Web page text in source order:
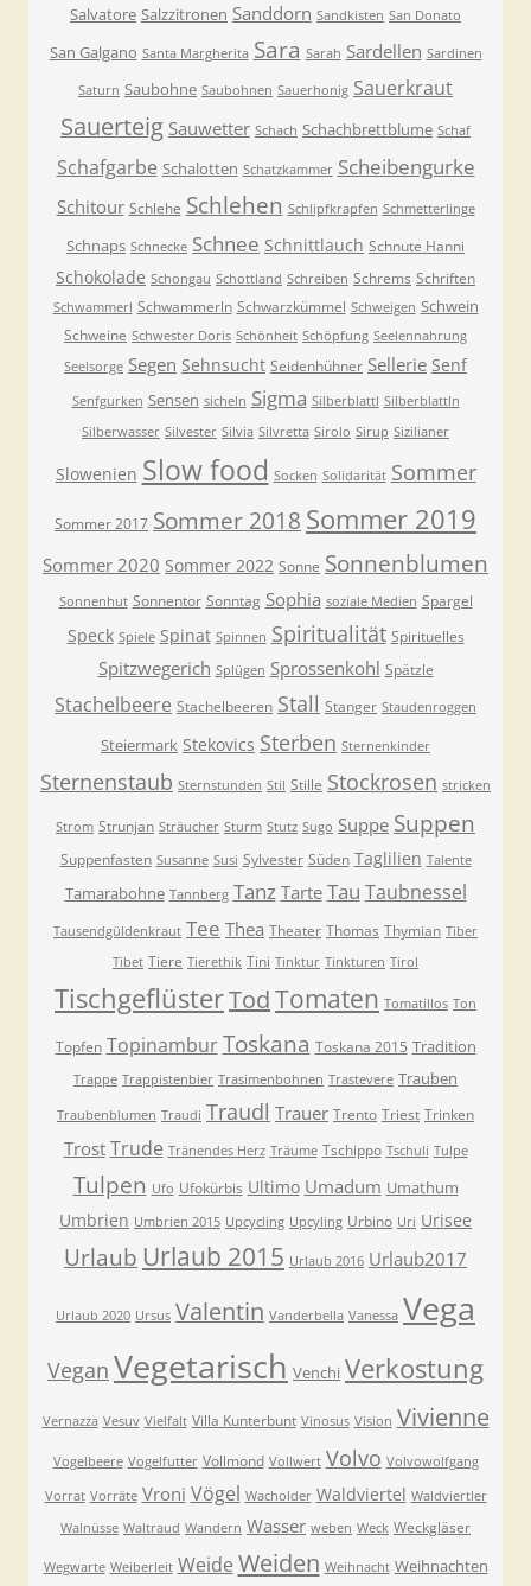
Salvatore Salzzitronen Sanddorn Sandkisten San Donato
San Galgano Santa Margherita Sara Sarah Sardellen Sardinen
Saturn Saubohne Saubohnen Sauerhonig Sauerkraut
Sauerteig Sauwetter Schach Schachbrettblume Schaf
Schafgarbe Schalotten Schatzkammer Scheibengurke
Schitour Schlehe Schlehen Schlipfkrapfen Schmetterlinge
Schnaps Schnecke Schnee Schnittlauch Schnute Hanni
Schokolade Schongau Schottland Schreiben Schrems Schriften
Schwammerl Schwammerln Schwarzkümmel Schweigen Schwein
Schweine Schwester Doris Schönheit Schöpfung Seelennahrung
Seelsorge Segen Sehnsucht Seidenhühner Sellerie Senf
Senfgurken Sensen sicheln Sigma Silberblattl Silberblattln
Silberwasser Silvester Silvia Silvretta Sirolo Sirup Sizilianer
Slowenien Slow food Socken Solidarität Sommer
Sommer 2017 Sommer 2018 Sommer 2019
Sommer 2020 Sommer 2022 Sonne Sonnenblumen
Sonnenhut Sonnentor Sonntag Sophia soziale Medien Spargel
Speck Spiele Spinat Spinnen Spiritualität Spirituelles
Spitzwegerich Splügen Sprossenkohl Spätzle
Stachelbeere Stachelbeeren Stall Stanger Staudenroggen
Steiermark Stekovics Sterben Sternenkinder
Sternenstaub Sternstunden Stil Stille Stockrosen stricken
Strom Strunjan Sträucher Sturm Stutz Sugo Suppe Suppen
Suppenfasten Susanne Susi Sylvester Süden Taglilien Talente
Tamarabohne Tannberg Tanz Tarte Tau Taubnessel
Tausendgüldenkraut Tee Thea Theater Thomas Thymian Tiber
Tibet Tiere Tierethik Tini Tinktur Tinkturen Tirol
TischgeflüsterTodTomaten Tomatillos Ton
Topfen Topinambur Toskana Toskana 2015 Tradition
Trappe Trappistenbier Trasimenbohnen Trastevere Trauben
Traubenblumen Traudi Traudl Trauer Trento Triest Trinken
Trost Trude Tränendes Herz Träume Tschippo Tschuli Tulpe
Tulpen Ufo Ufokürbis Ultimo Umadum Umathum
Umbrien Umbrien 2015 Upcycling Upcyling Urbino Uri Urisee
Urlaub Urlaub 2015 Urlaub 2016 Urlaub2017
Urlaub 2020 Ursus Valentin Vanderbella Vanessa Vega
Vegan Vegetarisch Venchi Verkostung
Vernazza Vesuv Vielfalt Villa Kunterbunt Vinosus Vision Vivienne
Vogelbeere Vogelfutter Vollmond Vollwert Volvo Volvowolfgang
Vorrat Vorräte Vroni Vögel Wacholder Waldviertel Waldviertler
Walnüsse Waltraud Wandern Wasser weben Weck Weckgläser
Wegwarte Weiberleit Weide Weiden Weihnacht Weihnachten